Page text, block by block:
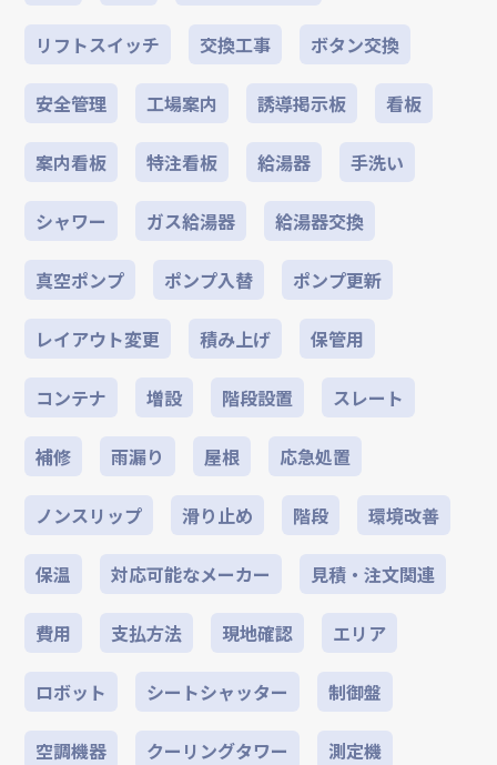
リフトスイッチ 交換工事 ボタン交換
安全管理 工場案内 誘導掲示板 看板
案内看板 特注看板 給湯器 手洗い
シャワー ガス給湯器 給湯器交換
真空ポンプ ポンプ入替 ポンプ更新
レイアウト変更 積み上げ 保管用
コンテナ 増設 階段設置 スレート
補修 雨漏り 屋根 応急処置
ノンスリップ 滑り止め 階段 環境改善
保温 対応可能なメーカー 見積・注文関連
費用 支払方法 現地確認 エリア
ロボット シートシャッター 制御盤
空調機器 クーリングタワー 測定機